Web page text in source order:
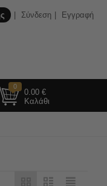
Σύνδεση Εγγραφή
0
0.00 €
Καλάθι